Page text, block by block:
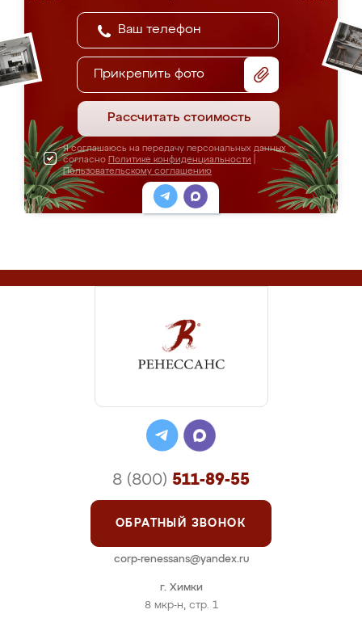
Прикрепить фото
Рассчитать стоимость
Я соглашаюсь на передачу персональных данных
согласно Политике конфиденциальности
Пользовательскому соглашению
г. Химки
8 мкр-н, стр. 1
8 (800) 511-89-55
ОБРАТНЫЙ ЗВОНОК
corp-renessans@yandex.ru